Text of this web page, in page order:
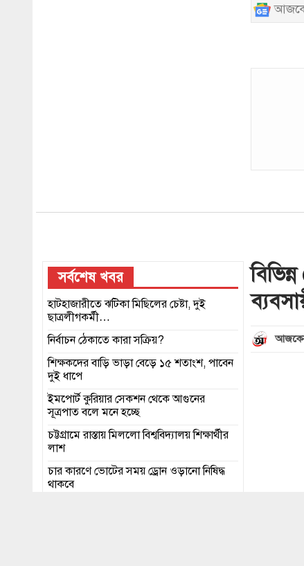
সর্বশেষ খবর
হাটহাজারীতে ঝটিকা মিছিলের চেষ্টা, দুই
ছাত্রলীগকর্মী…
নির্বাচন ঠেকাতে কারা সক্রিয়?
শিক্ষকদের বাড়ি ভাড়া বেড়ে ১৫ শতাংশ, পাবেন
দুই ধাপে
ইমপোর্ট কুরিয়ার সেকশন থেকে আগুনের
সূত্রপাত বলে মনে হচ্ছে
চট্টগ্রামে রাস্তায় মিললো বিশ্ববিদ্যালয় শিক্ষার্থীর
লাশ
চার কারণে ভোটের সময় ড্রোন ওড়ানো নিষিদ্ধ
থাকবে